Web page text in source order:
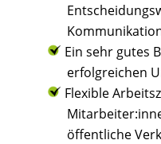
Ein sehr gutes
erfolgreichen
Flexible
öffentliche